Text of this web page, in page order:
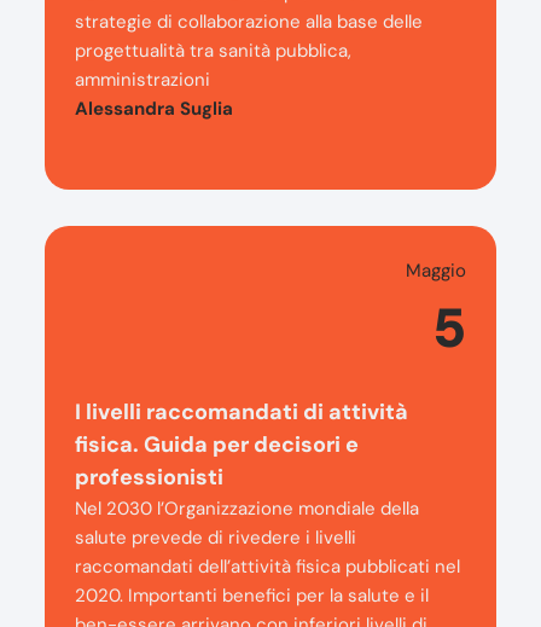
strategie di collaborazione alla base delle
progettualità tra sanità pubblica,
amministrazioni
Alessandra Suglia
Maggio
5
I livelli raccomandati di attività
fisica. Guida per decisori e
professionisti
Nel 2030 l’Organizzazione mondiale della
salute prevede di rivedere i livelli
raccomandati dell’attività fisica pubblicati nel
2020. Importanti benefici per la salute e il